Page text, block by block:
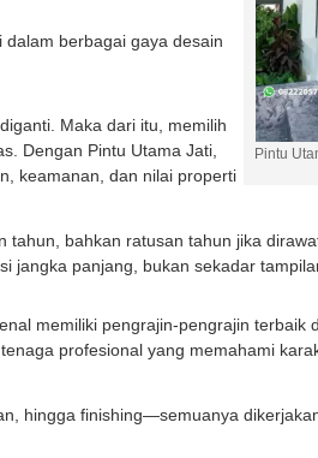
Pintu
berbagai gaya desain
Maka dari itu, memilih
Dengan Pintu Utama Jati,
keamanan, dan nilai properti
tahun, bahkan ratusan tahun jika
jangka panjang, bukan sekadar
memiliki pengrajin-pengrajin terbaik
profesional yang memahami
hingga finishing—semuanya